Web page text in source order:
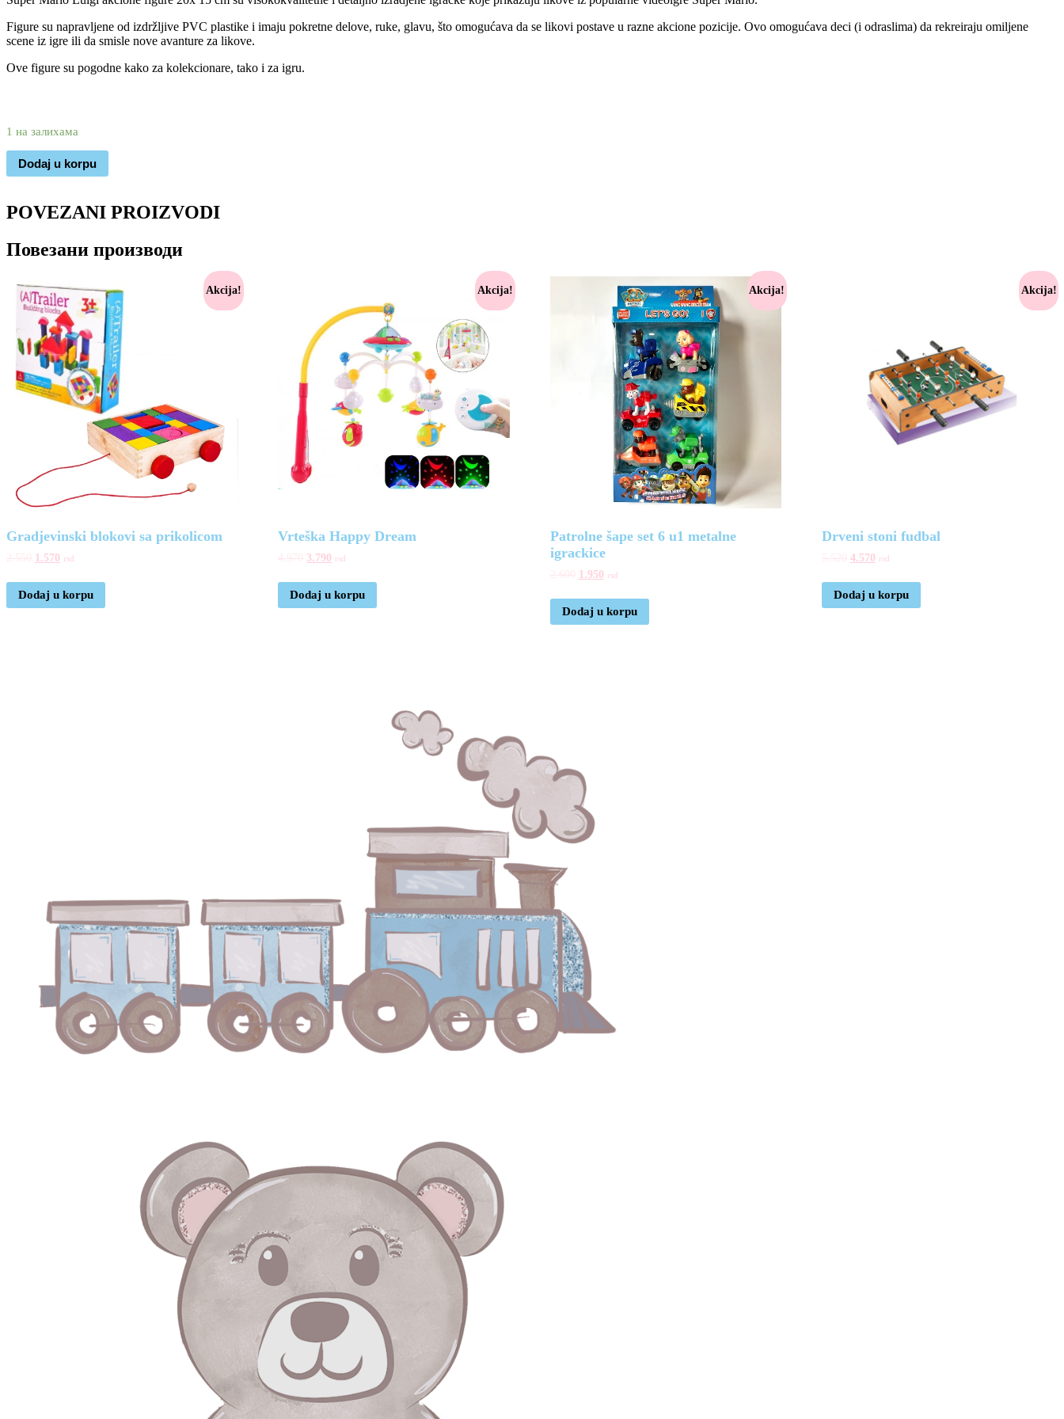
Figure su napravljene od izdržljive PVC plastike i imaju pokretne delove, ruke, glavu, što omogućava da se likovi postave u razne akcione pozicije. Ovo omogućava deci (i odraslima) da rekreiraju omiljene
scene iz igre ili da smisle nove avanture za likove.
Ove figure su pogodne kako za kolekcionare, tako i za igru.
1 на залихама
Dodaj u korpu
POVEZANI PROIZVODI
Повезани производи
Akcija!
Gradjevinski blokovi sa prikolicom
1.570 rsd
Dodaj u korpu
Akcija!
Vrteška Happy Dream
3.790 rsd
Dodaj u korpu
Akcija!
Patrolne šape set 6 u1 metalne
igrackice
1.950 rsd
Dodaj u korpu
Akcija!
Drveni stoni fudbal
4.570 rsd
Dodaj u korpu